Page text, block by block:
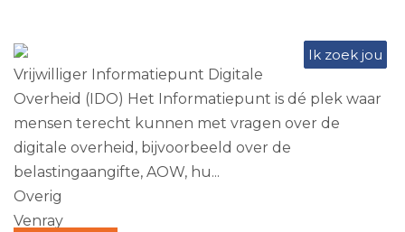
Ik zoek jou
Vrijwilliger Informatiepunt Digitale
Overheid (IDO) Het Informatiepunt is dé plek waar
mensen terecht kunnen met vragen over de
digitale overheid, bijvoorbeeld over de
belastingaangifte, AOW, hu...
Overig
Venray